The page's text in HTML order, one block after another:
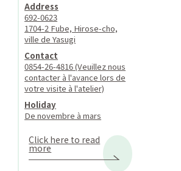
Address
692-0623
1704-2 Fube, Hirose-cho,
ville de Yasugi
Contact
0854-26-4816 (Veuillez nous
contacter à l'avance lors de
votre visite à l'atelier)
Holiday
De novembre à mars
Click here to read
more